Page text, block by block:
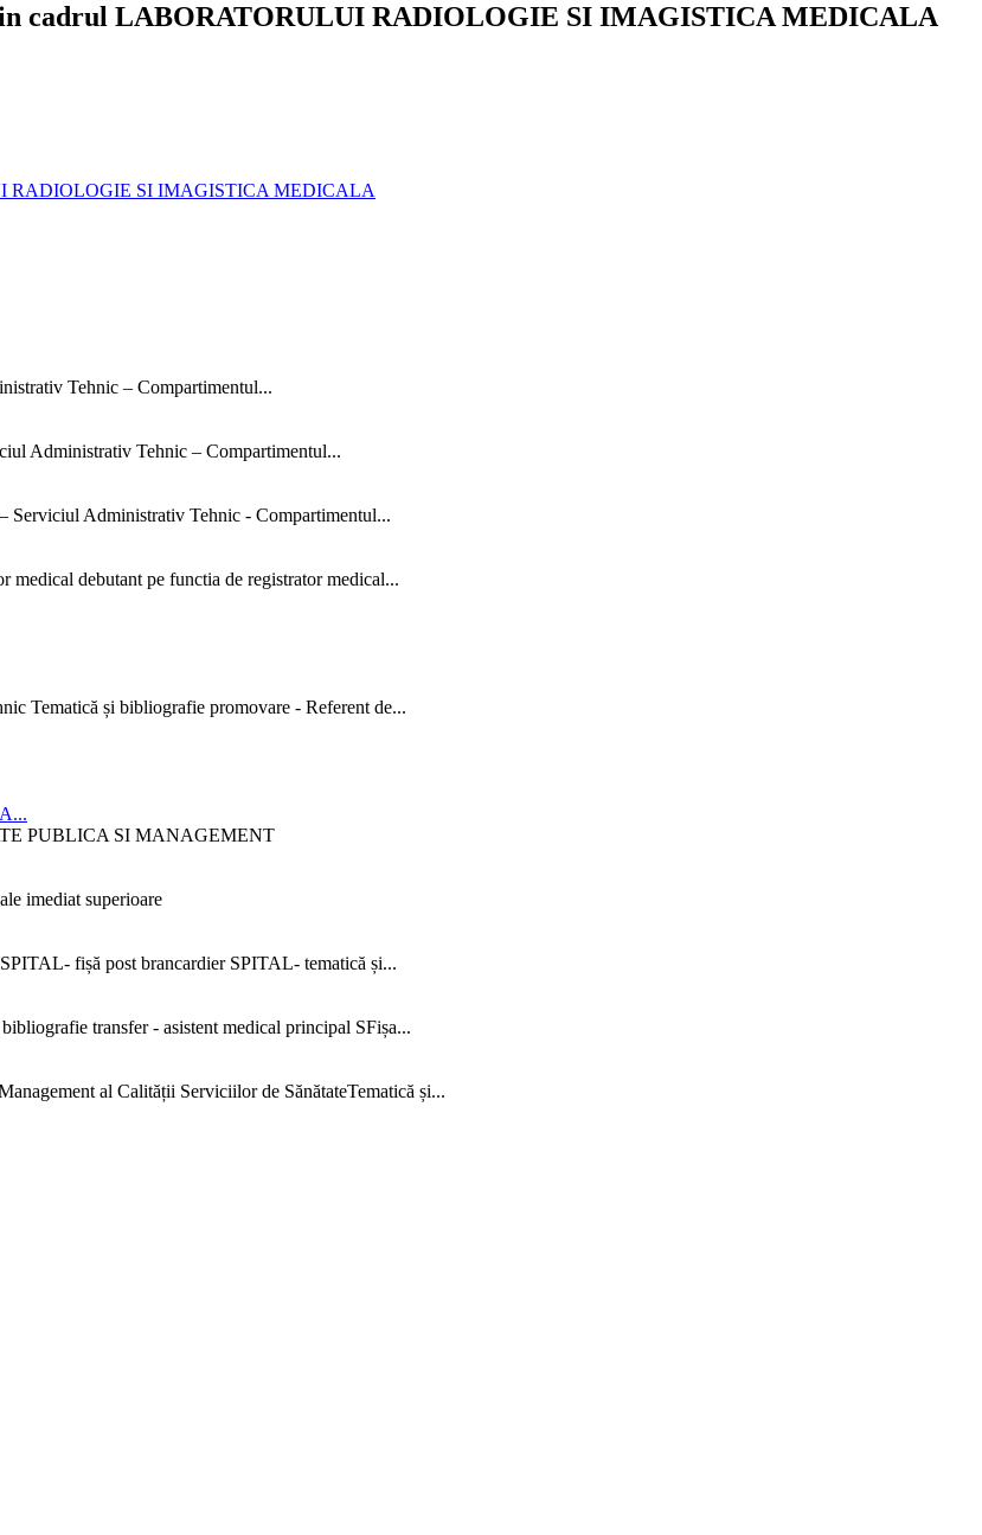
cadrul LABORATORULUI RADIOLOGIE SI IMAGISTICA MEDICALA
RADIOLOGIE SI IMAGISTICA MEDICALA
Tehnic – Compartimentul...
Administrativ Tehnic – Compartimentul...
Serviciul Administrativ Tehnic - Compartimentul...
medical debutant pe functia de registrator medical...
Tematică și bibliografie promovare - Referent de...
PUBLICA SI MANAGEMENT
imediat superioare
fișă post brancardier SPITAL- tematică și...
transfer - asistent medical principal SFișa...
al Calității Serviciilor de SănătateTematică și...